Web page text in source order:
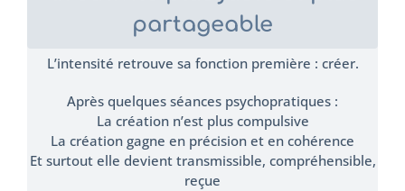
partageable
L’intensité retrouve sa fonction première : créer.
Après quelques séances psychopratiques :
La création n’est plus compulsive
La création gagne en précision et en cohérence
Et surtout elle devient transmissible, compréhensible,
reçue